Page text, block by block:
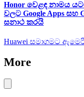
Honor වෙළඳ නාමය
වලට Google Apps සහ
සනාථ කරයි
Huawei සමාගමට
More